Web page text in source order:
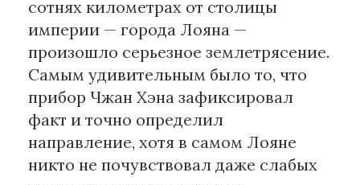
сотнях километрах от столицы
империи — города Лояна —
произошло серьезное землетрясение.
Самым удивительным было то, что
прибор Чжан Хэна зафиксировал
факт и точно определил
направление, хотя в самом Лояне
никто не почувствовал даже слабых